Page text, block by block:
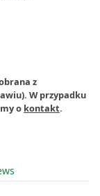
z
W przypadku
o kontakt.